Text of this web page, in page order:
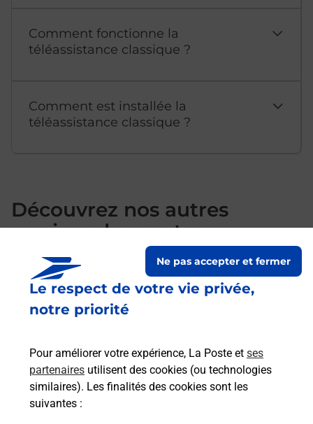
Le respect de votre vie privée,
notre priorité
Pour améliorer votre expérience, La Poste et ses
partenaires utilisent des cookies (ou technologies
similaires). Les finalités des cookies sont les
suivantes :
Ne pas accepter et fermer
Comment fonctionne la
téléassistance classique ?
Comment est installée la
téléassistance classique ?
Découvrez nos autres
services dans votre
commune Chateaugiron